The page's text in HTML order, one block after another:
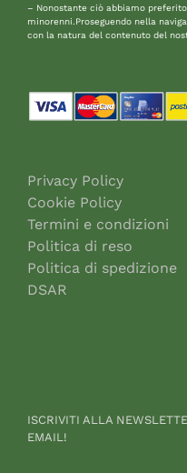
– Nonostante ciò abbiamo
minorenni.Proseguendo nella
con la natura del contenuto del
Privacy Policy
Cookie Policy
Termini e condizioni
Politica di reso
Politica di spedizione
DSAR
ISCRIVITI ALLA
EMAIL!